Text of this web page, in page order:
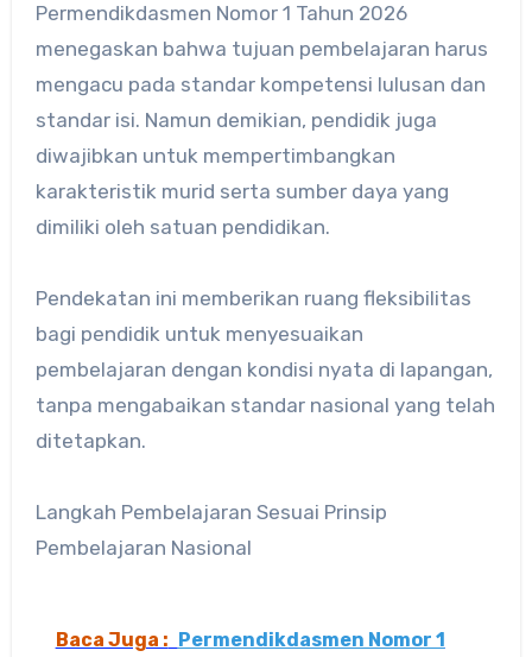
Permendikdasmen Nomor 1 Tahun 2026
menegaskan bahwa tujuan pembelajaran harus
mengacu pada standar kompetensi lulusan dan
standar isi. Namun demikian, pendidik juga
diwajibkan untuk mempertimbangkan
karakteristik murid serta sumber daya yang
dimiliki oleh satuan pendidikan.
Pendekatan ini memberikan ruang fleksibilitas
bagi pendidik untuk menyesuaikan
pembelajaran dengan kondisi nyata di lapangan,
tanpa mengabaikan standar nasional yang telah
ditetapkan.
Langkah Pembelajaran Sesuai Prinsip
Pembelajaran Nasional
Baca Juga : Permendikdasmen Nomor 1